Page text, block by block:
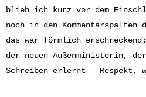
blieb ich kurz vor dem
noch in den Kommentarspalten
das war förmlich
der neuen Außenministerin,
Schreiben erlernt – Respekt,